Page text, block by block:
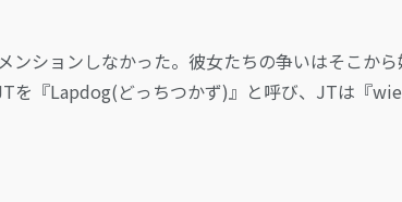
ションしなかった。彼女たちの争いはそこから
を『Lapdog(どっちつかず)』と呼び、JTは『